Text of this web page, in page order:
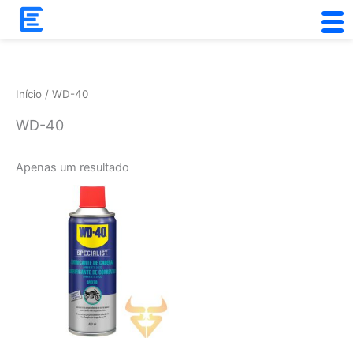
Skip
Início / WD-40
WD-40
Apenas um resultado